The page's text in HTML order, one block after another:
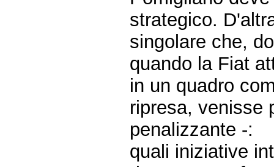
strategico.
singolare che,
quando la Fiat
in un quadro
ripresa, venisse
penalizzante -:
quali iniziative